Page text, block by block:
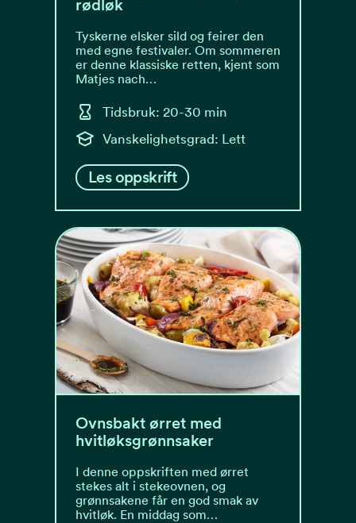
rødløk
Tyskerne elsker sild og feirer den
med egne festivaler. Om sommeren
er denne klassiske retten, kjent som
Matjes nach…
Tidsbruk: 20-30 min
Vanskelighetsgrad: Lett
Les oppskrift
Ovnsbakt ørret med
hvitløksgrønnsaker
I denne oppskriften med ørret
stekes alt i stekeovnen, og
grønnsakene får en god smak av
hvitløk. En middag som…